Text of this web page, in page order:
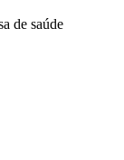
de saúde